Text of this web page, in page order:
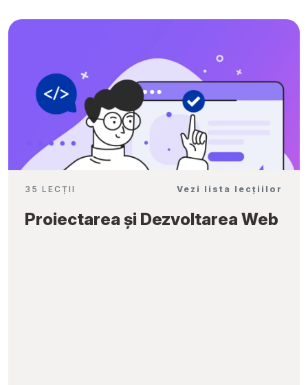
35 LECȚII Vezi lista lecțiilor
Proiectarea și Dezvoltarea Web